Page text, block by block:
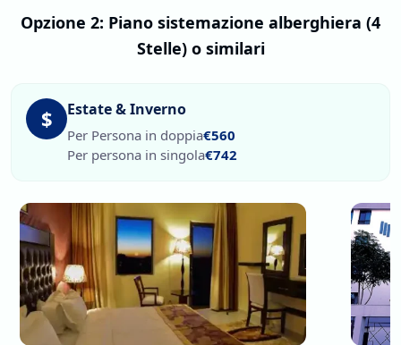
Opzione 2: Piano sistemazione alberghiera (4
Stelle) o similari
$ Estate & Inverno
Per Persona in doppia€560
Per persona in singola€742